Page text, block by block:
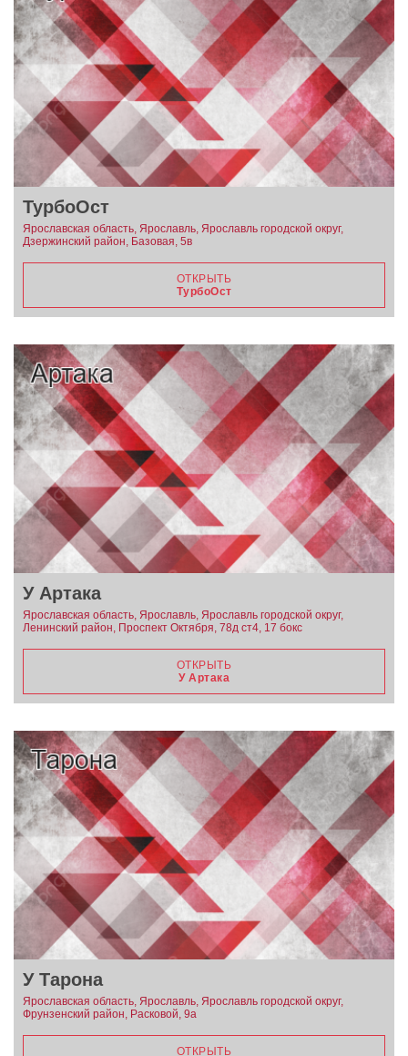
ТурбоОст
Ярославская область, Ярославль, Ярославль городской округ,
Дзержинский район, Базовая, 5в
ОТКРЫТЬ
ТурбоОст
У Артака
Ярославская область, Ярославль, Ярославль городской округ,
Ленинский район, Проспект Октября, 78д ст4, 17 бокс
ОТКРЫТЬ
У Артака
У Тарона
Ярославская область, Ярославль, Ярославль городской округ,
Фрунзенский район, Расковой, 9а
ОТКРЫТЬ